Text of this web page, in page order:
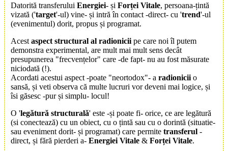
Datorită transferului Energiei- și Forței Vitale, persoana-țintă
vizată ('target'-ul) vine- și intră în contact -direct- cu 'trend'-ul
(evenimentul) dorit, propus și programat.
Acest aspect structural al radionicii pe care noi îl putem
demonstra experimental, are mult mai mult sens decât
presupunerea "frecvențelor" care -de fapt- nu au fost măsurate
niciodată (!).
Acordati acestui aspect -poate "neortodox"- a radionicii o
sansă, și veti observa că multe lucruri vor deveni mai logice, și
îsi găsesc -pur și simplu- locul!
O 'legătură structurală' este -și poate fi- orice, ce are legătură
(si conectează) cu un obiect, cu o țintă sau cu o dorintă (situatie-
sau eveniment dorit- și programat) care permite transferul -
direct, și fără pierderi a- Energiei Vitale & Forței Vitale.